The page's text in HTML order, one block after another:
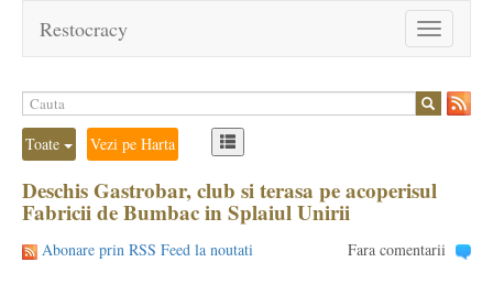
Toggle
navigation
Restocracy
Toate Vezi pe Harta
Deschis Gastrobar, club si terasa pe acoperisul
Fabricii de Bumbac in Splaiul Unirii
Abonare prin RSS Feed la noutati Fara comentarii